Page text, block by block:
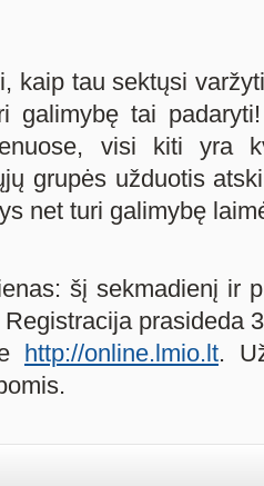
kaip tau sektųsi
galimybę tai
visi kiti yra
grupės užduotis
net turi galimybę
šį sekmadienį ir
Registracija prasideda
http://online.lmio.lt.